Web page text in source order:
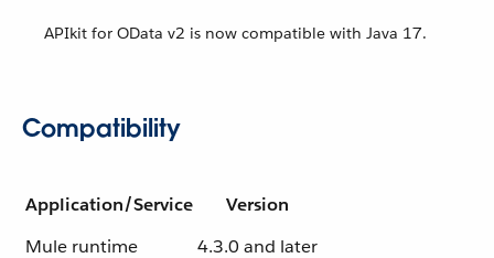
APIkit for OData v2 is now compatible with Java 17.
Compatibility
Application/Service
Version
Mule runtime
4.3.0 and later